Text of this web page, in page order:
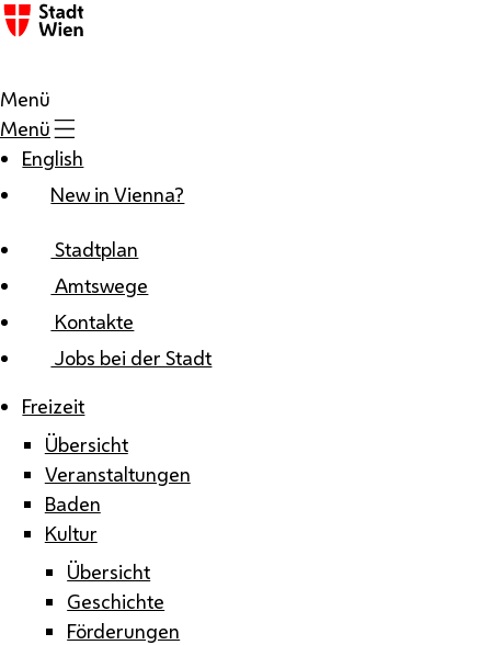
Zum Inhalt
Menü
Menü
English
New in Vienna?
Stadtplan
Amtswege
Kontakte
Jobs bei der Stadt
Freizeit
Übersicht
Veranstaltungen
Baden
Kultur
Übersicht
Geschichte
Förderungen